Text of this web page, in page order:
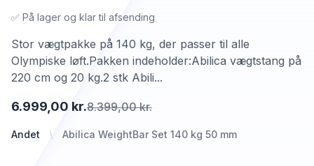
Andet Abilica WeightBar Set 140 kg 50 mm
6.999,00 kr.8.399,00 kr.
Stor vægtpakke på 140 kg, der passer til alle
Olympiske løft.Pakken indeholder:Abilica vægtstang på
220 cm og 20 kg.2 stk Abili...
✅ På lager og klar til afsending